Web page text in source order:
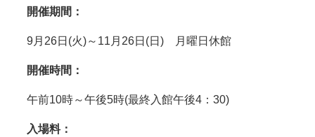
開催期間：
9月26日(火)～11月26日(日) 月曜日休館
開催時間：
午前10時～午後5時(最終入館午後4：30)
入場料：